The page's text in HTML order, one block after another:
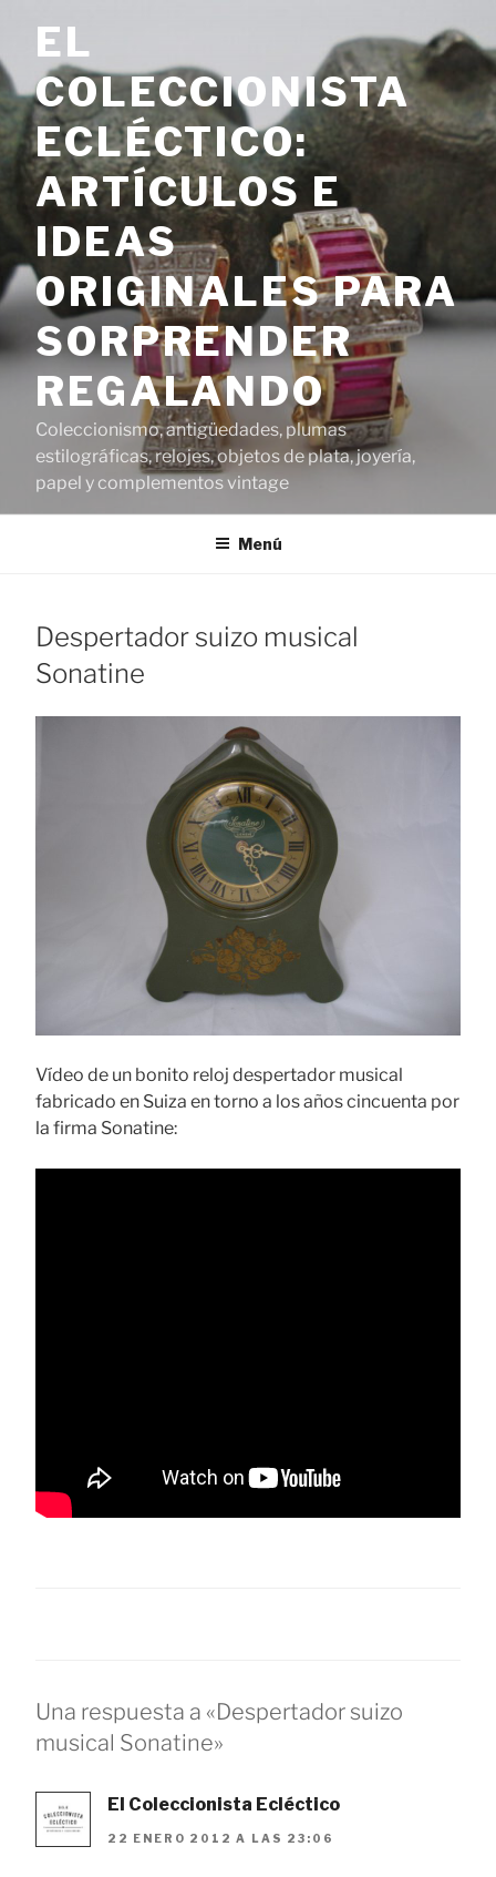
contenido
EL
COLECCIONISTA
ECLÉCTICO:
ARTÍCULOS E
IDEAS
ORIGINALES PARA
SORPRENDER
REGALANDO
Coleccionismo, antigüedades, plumas
estilográficas, relojes, objetos de plata, joyería,
papel y complementos vintage
Menú
Despertador suizo musical
Sonatine
Vídeo de un bonito reloj despertador musical
fabricado en Suiza en torno a los años cincuenta por
la firma Sonatine:
Una respuesta a «Despertador suizo
musical Sonatine»
El Coleccionista Ecléctico
22 ENERO 2012 A LAS 23:06